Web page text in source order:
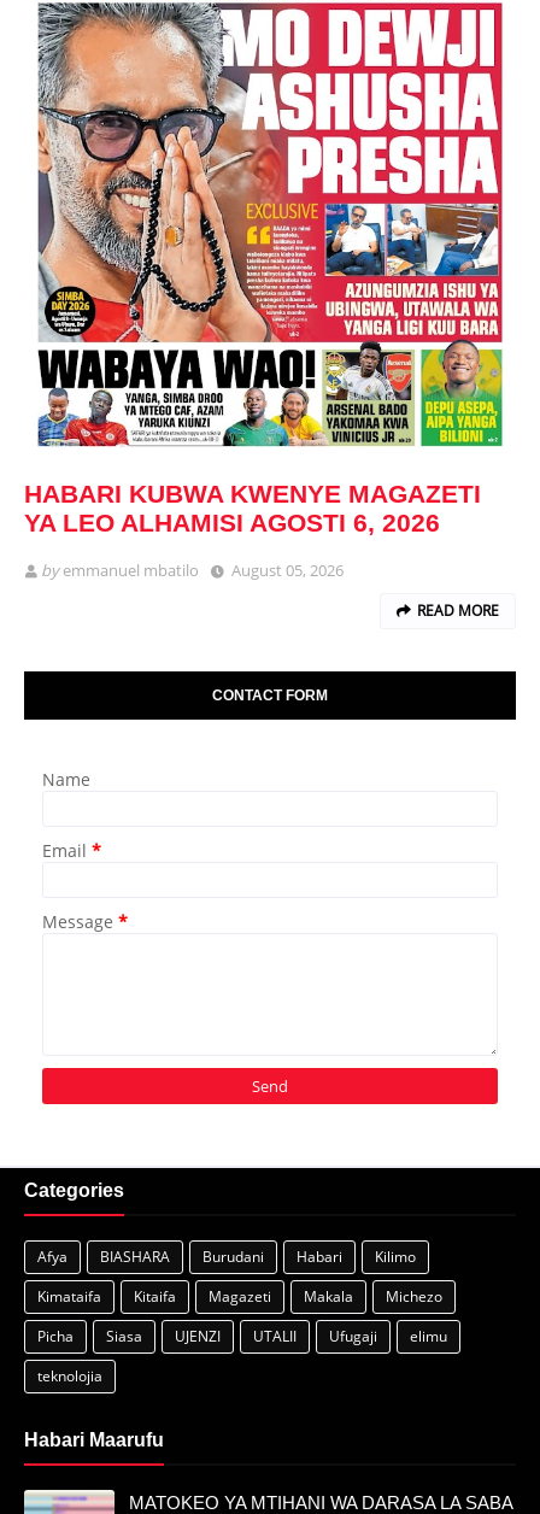
HABARI KUBWA KWENYE MAGAZETI
YA LEO ALHAMISI AGOSTI 6, 2026
byemmanuel mbatilo August 05, 2026
READ MORE
CONTACT FORM
Name
Email *
Message *
Categories
Afya BIASHARA Burudani Habari
Kilimo
Kimataifa
Kitaifa Magazeti Makala
Michezo
Picha
Siasa UJENZI UTALII Ufugaji
elimu
teknolojia
Habari Maarufu
MATOKEO YA MTIHANI WA DARASA LA SABA